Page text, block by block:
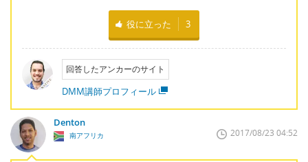
役に立った 3
回答したアンカーのサイト
DMM講師プロフィール
Denton
南アフリカ 2017/08/23 04:52